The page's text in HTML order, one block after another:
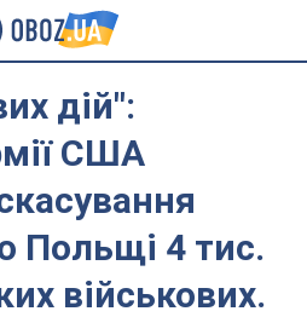
дій":
США
Польщі 4 тис.
військових.